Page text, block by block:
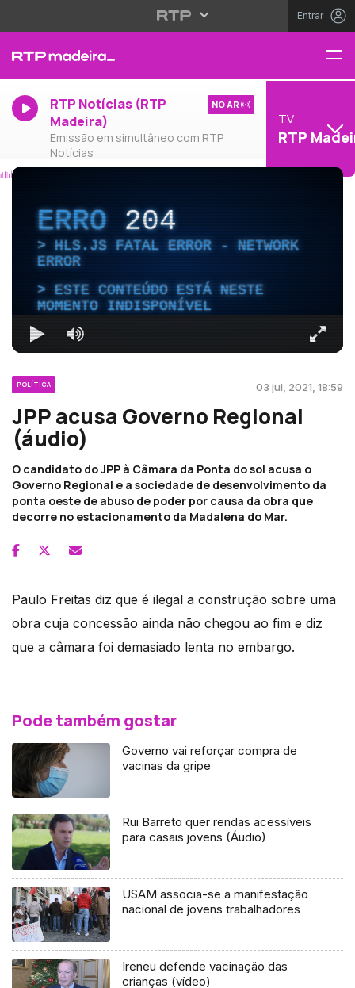
Entrar
RTP Notícias (RTP
Madeira)
Emissão em simultâneo com RTP
Notícias
NO AR
TV
RTP
ERRO204
HLS.JS FATAL ERROR - NETWORK
ERROR
ESTE CONTEÚDO ESTÁ NESTE
MOMENTO INDISPONÍVEL
POLÍTICA 03 jul, 2021, 18:59
JPP acusa Governo Regional
(áudio)
O candidato do JPP à Câmara da Ponta do sol acusa o
Governo Regional e a sociedade de desenvolvimento da
ponta oeste de abuso de poder por causa da obra que
decorre no estacionamento da Madalena do Mar.
Paulo Freitas diz que é ilegal a construção sobre uma
obra cuja concessão ainda não chegou ao fim e diz
que a câmara foi demasiado lenta no embargo.
Pode também gostar
Governo vai reforçar compra de
vacinas da gripe
Rui Barreto quer rendas acessíveis
para casais jovens (Áudio)
USAM associa-se a manifestação
nacional de jovens trabalhadores
Ireneu defende vacinação das
crianças (vídeo)